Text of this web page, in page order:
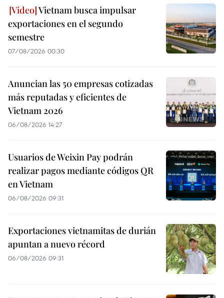
Vietnam busca impulsar
exportaciones en el segundo
semestre
07/08/2026 00:30
Anuncian las 50 empresas cotizadas
más reputadas y eficientes de
Vietnam 2026
06/08/2026 14:27
Usuarios de Weixin Pay podrán
realizar pagos mediante códigos QR
en Vietnam
06/08/2026 09:31
Exportaciones vietnamitas de durián
apuntan a nuevo récord
06/08/2026 09:31